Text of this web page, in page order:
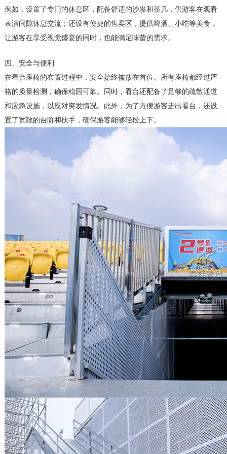
例如，设置了专门的休息区，配备舒适的沙发和茶几，供游客在观看
表演间隙休息交流；还设有便捷的售卖区，提供啤酒、小吃等美食，
让游客在享受视觉盛宴的同时，也能满足味蕾的需求。
四、安全与便利
在看台座椅的布置过程中，安全始终被放在首位。所有座椅都经过严
格的质量检测，确保稳固可靠。同时，看台还配备了足够的疏散通道
和应急设施，以应对突发情况。此外，为了方便游客进出看台，还设
置了宽敞的台阶和扶手，确保游客能够轻松上下。